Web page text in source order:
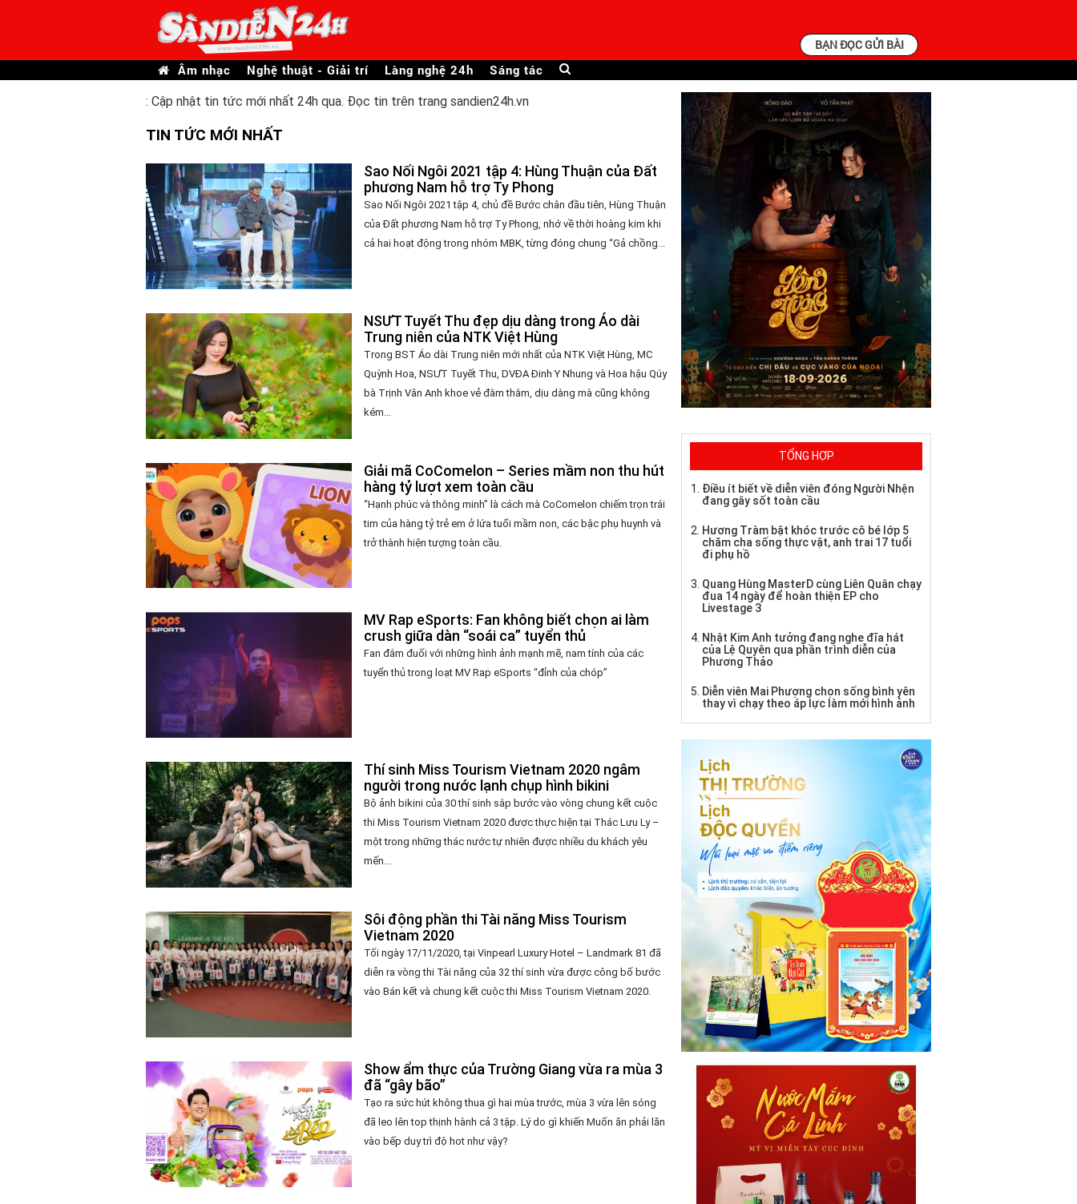
BẠN ĐỌC GỬI BÀI
Âm nhạc Nghệ thuật - Giải trí Làng nghệ 24h Sáng tác
: Cập nhật tin tức mới nhất 24h qua. Đọc tin trên trang sandien24h.vn
TIN TỨC MỚI NHẤT
Sao Nối Ngôi 2021 tập 4: Hùng Thuận của Đất
phương Nam hỗ trợ Ty Phong
Sao Nối Ngôi 2021 tập 4, chủ đề Bước chân đầu tiên, Hùng Thuận
của Đất phương Nam hỗ trợ Ty Phong, nhớ về thời hoàng kim khi
cả hai hoạt động trong nhóm MBK, từng đóng chung “Gả chồng...
NSƯT Tuyết Thu đẹp dịu dàng trong Áo dài
Trung niên của NTK Việt Hùng
Trong BST Áo dài Trung niên mới nhất của NTK Việt Hùng, MC
Quỳnh Hoa, NSƯT Tuyết Thu, DVĐA Đinh Y Nhung và Hoa hậu Qúy
bà Trịnh Vân Anh khoe vẻ đằm thắm, dịu dàng mà cũng không
kém...
Giải mã CoComelon – Series mầm non thu hút
hàng tỷ lượt xem toàn cầu
“Hạnh phúc và thông minh” là cách mà CoComelon chiếm trọn trái
tim của hàng tỷ trẻ em ở lứa tuổi mầm non, các bậc phụ huynh và
trở thành hiện tượng toàn cầu.
MV Rap eSports: Fan không biết chọn ai làm
crush giữa dàn “soái ca” tuyển thủ
Fan đắm đuối với những hình ảnh mạnh mẽ, nam tính của các
tuyển thủ trong loạt MV Rap eSports “đỉnh của chóp”
Thí sinh Miss Tourism Vietnam 2020 ngâm
người trong nước lạnh chụp hình bikini
Bộ ảnh bikini của 30 thí sinh sắp bước vào vòng chung kết cuộc
thi Miss Tourism Vietnam 2020 được thực hiện tại Thác Lưu Ly –
một trong những thác nước tự nhiên được nhiều du khách yêu
mến...
Sôi động phần thi Tài năng Miss Tourism
Vietnam 2020
Tối ngày 17/11/2020, tại Vinpearl Luxury Hotel – Landmark 81 đã
diễn ra vòng thi Tài năng của 32 thí sinh vừa được công bố bước
vào Bán kết và chung kết cuộc thi Miss Tourism Vietnam 2020.
Show ẩm thực của Trường Giang vừa ra mùa 3
đã “gây bão”
Tạo ra sức hút không thua gì hai mùa trước, mùa 3 vừa lên sóng
đã leo lên top thịnh hành cả 3 tập. Lý do gì khiến Muốn ăn phải lăn
vào bếp duy trì độ hot như vậy?
TỔNG HỢP
Điều ít biết về diễn viên đóng Người Nhện
đang gây sốt toàn cầu
Hương Tràm bật khóc trước cô bé lớp 5
chăm cha sống thực vật, anh trai 17 tuổi
đi phụ hồ
Quang Hùng MasterD cùng Liên Quân chạy
đua 14 ngày để hoàn thiện EP cho
Livestage 3
Nhật Kim Anh tưởng đang nghe đĩa hát
của Lệ Quyên qua phần trình diễn của
Phương Thảo
Diễn viên Mai Phượng chọn sống bình yên
thay vì chạy theo áp lực làm mới hình ảnh